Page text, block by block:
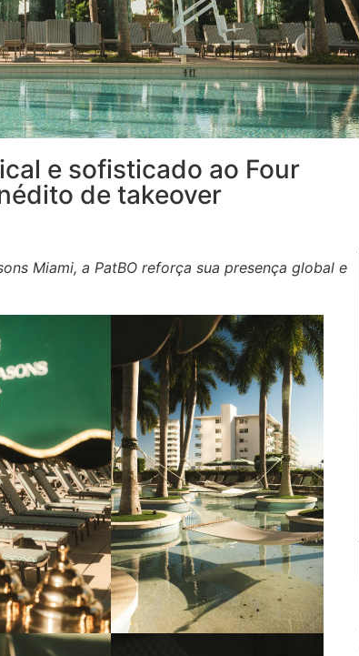
e sofisticado ao Four
de takeover
Miami, a PatBO reforça sua presença global e